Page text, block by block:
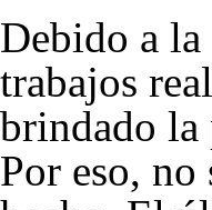
Debido a la
trabajos
brindado la
Por eso, no